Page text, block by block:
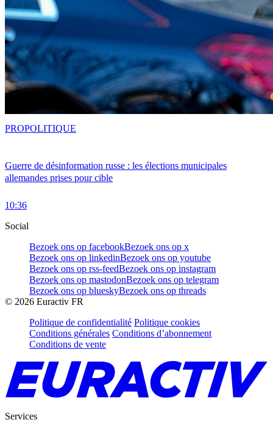
Guerre de désinformation russe : les élections municipales
allemandes prises pour cible
10:36
PROPOLITIQUE
Social
Bezoek ons op facebookBezoek ons op x
Bezoek ons op linkedinBezoek ons op youtube
Bezoek ons op rss-feedBezoek ons op instagram
Bezoek ons op mastodonBezoek ons op telegram
Bezoek ons op blueskyBezoek ons op threads
© 2026 Euractiv FR
Politique de confidentialité Politique cookies
Conditions générales Conditions d’abonnement
Conditions de vente
Services